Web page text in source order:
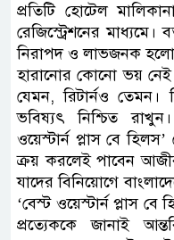
প্রতিটি হোটেল
রেজিস্ট্রেশনের মাধ্যমে।
নিরাপদ ও লাভজনক হলো
হারানোর কোনো ভয়
যেমন, রিটার্নও
ভবিষ্যৎ নিশ্চিত
ওয়েস্টার্ন প্লাস বে
ক্রয় করলেই পাবেন
যাদের বিনিয়োগে
‘বেস্ট ওয়েস্টার্ন প্লাস
প্রত্যেককে জানাই